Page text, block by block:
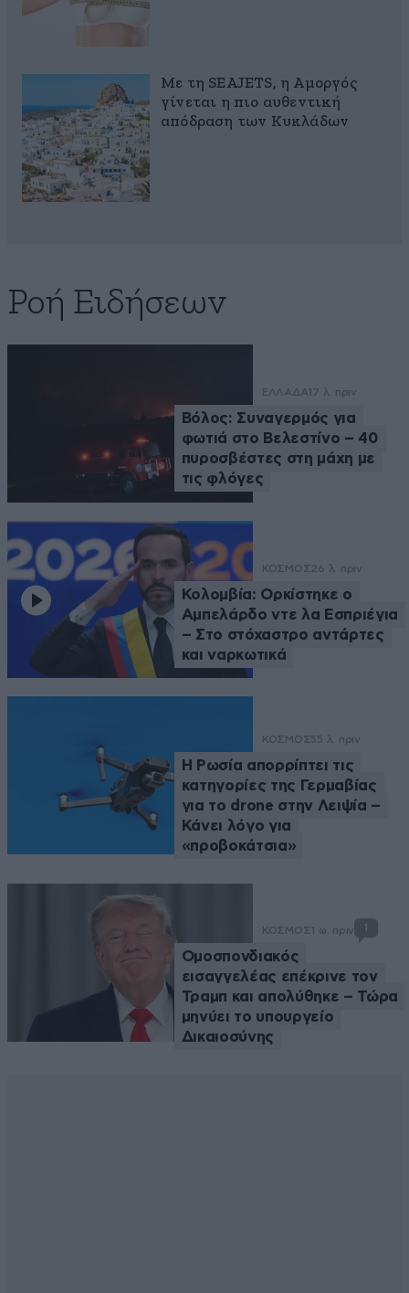
Με τη SEAJETS, η Αμοργός
γίνεται η πιο αυθεντική
απόδραση των Κυκλάδων
Ροή Ειδήσεων
ΕΛΛΑΔΑ 17 λ. πριν
Βόλος: Συναγερμός για
φωτιά στο Βελεστίνο – 40
πυροσβέστες στη μάχη με
τις φλόγες
ΚΟΣΜΟΣ26 λ. πριν
Κολομβία: Ορκίστηκε ο
Αμπελάρδο ντε λα Εσπριέγια
– Στο στόχαστρο αντάρτες
και ναρκωτικά
ΚΟΣΜΟΣ55 λ. πριν
Η Ρωσία απορρίπτει τις
κατηγορίες της Γερμαβίας
για το drone στην Λειψία –
Κάνει λόγο για
«προβοκάτσια»
ΚΟΣΜΟΣ 1 ω. πριν
Ομοσπονδιακός
εισαγγελέας επέκρινε τον
Τραμπ και απολύθηκε – Τώρα
μηνύει το υπουργείο
Δικαιοσύνης